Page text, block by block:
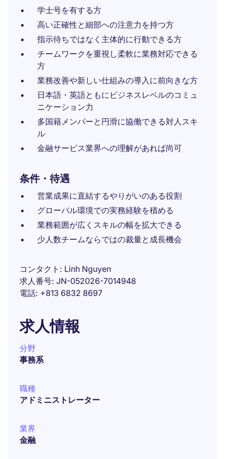
学士号を有する方
高い正確性と細部への注意力を持つ方
指示待ちではなく主体的に行動できる方
チームワークを重視し柔軟に業務対応できる
方
業務改善や新しい仕組みの導入に前向きな方
日本語・英語ともにビジネスレベルのコミュ
ニケーション力
多国籍メンバーと円滑に協働できる対人スキ
ル
金融サービス業界への理解があれば尚可
条件・待遇
営業成果に直結するやりがいのある役割
グローバル環境での実務経験を積める
業務範囲が広くスキルの幅を拡大できる
少人数チームならではの裁量と成長機会
コンタクト
Linh Nguyen
求人番号 JN-052026-7014948
電話 +813 6832 8697
求人情報
分野
事務系
職種
アドミニストレーター
業界
金融